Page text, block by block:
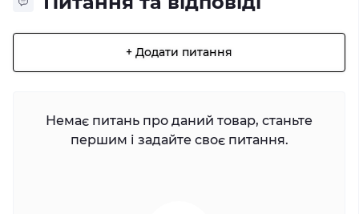
+ Додати питання
Немає питань про даний товар, станьте
першим і задайте своє питання.